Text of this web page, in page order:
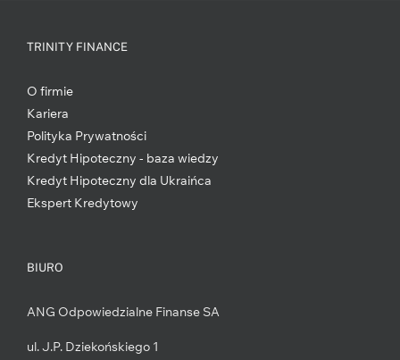
TRINITY FINANCE
O firmie
Kariera
Polityka Prywatności
Kredyt Hipoteczny - baza wiedzy
Kredyt Hipoteczny dla Ukraińca
Ekspert Kredytowy
BIURO
ANG Odpowiedzialne Finanse SA
ul. J.P. Dziekońskiego 1